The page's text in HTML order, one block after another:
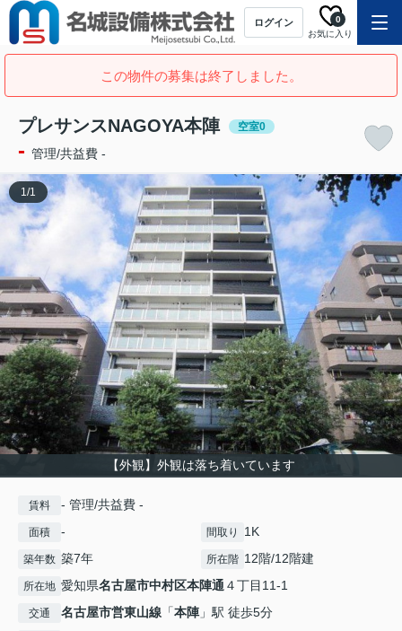
ログイン
お気に入り
0
この物件の募集は終了しました。
プレサンスNAGOYA本陣 空室0
- 管理/共益費 -
【外観】外観は落ち着いています
1/1
賃料 - 管理/共益費 -
面積 - 間取り 1K
築年数 築7年 所在階 12階/12階建
所在地 愛知県名古屋市中村区本陣通４丁目11-1
交通 名古屋市営東山線 「本陣」駅 徒歩5分